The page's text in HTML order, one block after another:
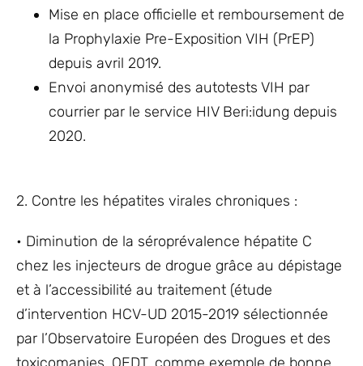
Mise en place officielle et remboursement de
la Prophylaxie Pre-Exposition VIH (PrEP)
depuis avril 2019.
Envoi anonymisé des autotests VIH par
courrier par le service HIV Beri:idung depuis
2020.
2. Contre les hépatites virales chroniques :
• Diminution de la séroprévalence hépatite C
chez les injecteurs de drogue grâce au dépistage
et à l’accessibilité au traitement (étude
d’intervention HCV-UD 2015-2019 sélectionnée
par l’Observatoire Européen des Drogues et des